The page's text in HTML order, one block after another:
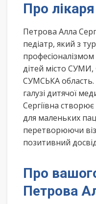
Про лікаря
Петрова Алла
педіатр, який з
професіоналізмом
дітей місто
СУМСЬКА область.
галузі дитячої
Сергіївна
для маленьких
перетворюючи
позитивний
Про
Петрова